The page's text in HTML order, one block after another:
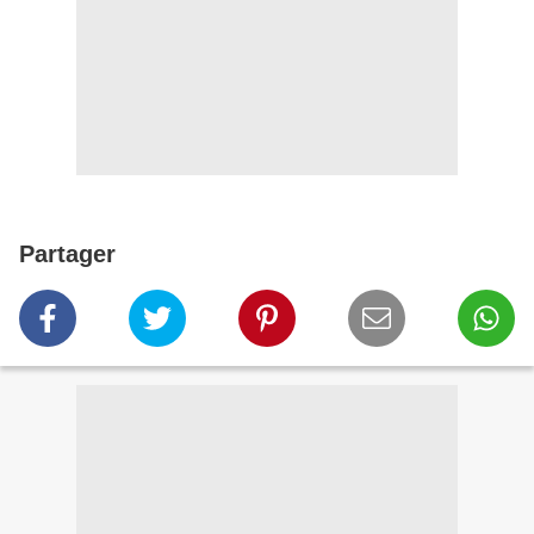
Partager